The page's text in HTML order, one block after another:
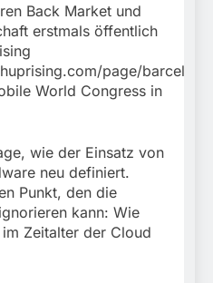
Back Market und
erstmals öffentlich
page/
World Congress in
wie der Einsatz von
neu definiert.
Punkt, den die
kann: Wie
Zeitalter der Cloud